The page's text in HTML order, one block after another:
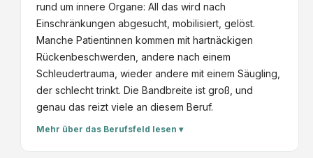
rund um innere Organe: All das wird nach
Einschränkungen abgesucht, mobilisiert, gelöst.
Manche Patientinnen kommen mit hartnäckigen
Rückenbeschwerden, andere nach einem
Schleudertrauma, wieder andere mit einem Säugling,
der schlecht trinkt. Die Bandbreite ist groß, und
genau das reizt viele an diesem Beruf.
Mehr über das Berufsfeld lesen ▾